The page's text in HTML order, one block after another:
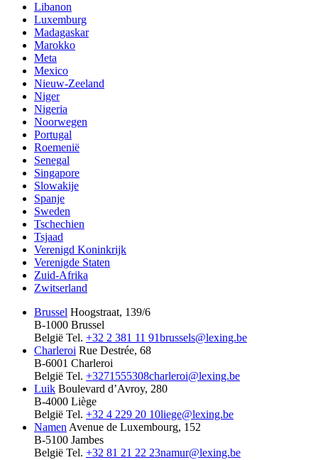
Libanon
Luxemburg
Madagaskar
Marokko
Meta
Mexico
Nieuw-Zeeland
Niger
Nigeria
Noorwegen
Portugal
Roemenië
Senegal
Singapore
Slowakije
Spanje
Sweden
Tschechien
Tsjaad
Verenigd Koninkrijk
Verenigde Staten
Zuid-Afrika
Zwitserland
Brussel Hoogstraat, 139/6
B-1000 Brussel
België Tel. +32 2 381 11 91brussels@lexing.be
Charleroi Rue Destrée, 68
B-6001 Charleroi
België Tel. +3271555308charleroi@lexing.be
Luik Boulevard d’Avroy, 280
B-4000 Liège
België Tel. +32 4 229 20 10liege@lexing.be
Namen Avenue de Luxembourg, 152
B-5100 Jambes
België Tel. +32 81 21 22 23namur@lexing.be